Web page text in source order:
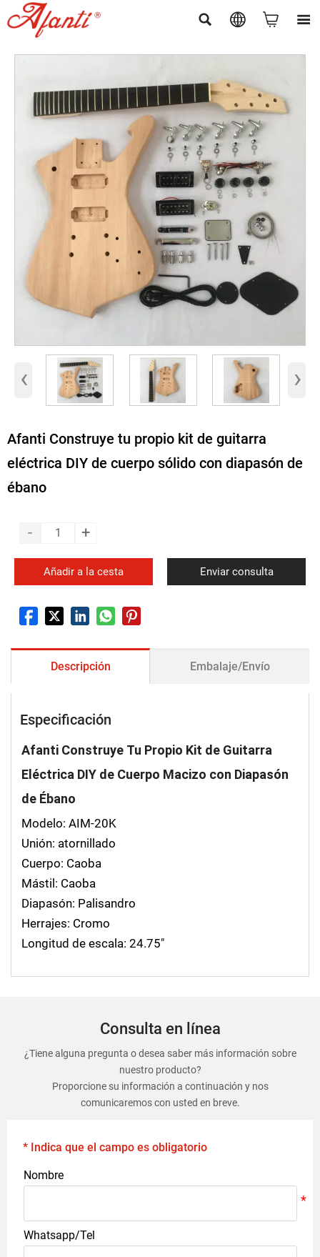
   
‹ ›
Afanti Construye tu propio kit de guitarra
eléctrica DIY de cuerpo sólido con diapasón de
ébano
- +
Añadir a la cesta Enviar consulta
Descripción Embalaje/Envío
Especificación
Afanti Construye Tu Propio Kit de Guitarra
Eléctrica DIY de Cuerpo Macizo con Diapasón
de Ébano
Modelo: AIM-20K
Unión: atornillado
Cuerpo: Caoba
Mástil: Caoba
Diapasón: Palisandro
Herrajes: Cromo
Longitud de escala: 24.75"
Consulta en línea
¿Tiene alguna pregunta o desea saber más información sobre
nuestro producto?
Proporcione su información a continuación y nos
comunicaremos con usted en breve.
* Indica que el campo es obligatorio
Nombre
Whatsapp/Tel